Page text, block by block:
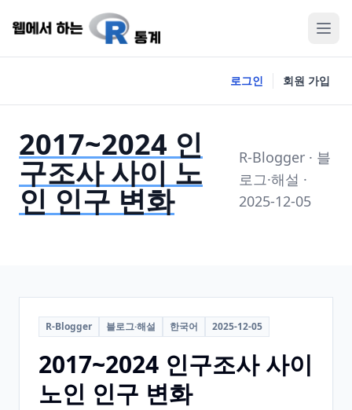
로그인 회원 가입
2017~2024 인
구조사 사이 노
인 인구 변화
R-Blogger · 블
로그·해설 ·
2025-12-05
R-Blogger 블로그·해설 한국어 2025-12-05
2017~2024 인구조사 사이
노인 인구 변화